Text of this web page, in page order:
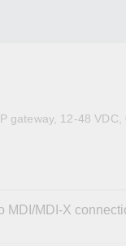
gateway, 12-48
MDI/MDI-X